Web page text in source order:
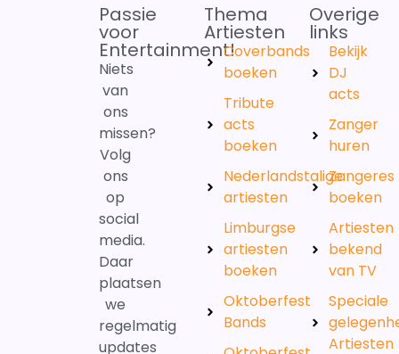
Passie
voor
Entertainment!
Niets
van
ons
missen?
Volg
ons
op
social
media.
Daar
plaatsen
we
regelmatig
updates
Thema
Artiesten
Coverbands
boeken
Tribute
acts
boeken
Nederlandstalige
artiesten
Limburgse
artiesten
boeken
Oktoberfest
Bands
Overige
links
Bekijk
DJ
acts
Zanger
huren
Zangeres
boeken
Artiesten
bekend
van TV
Speciale
Artiesten